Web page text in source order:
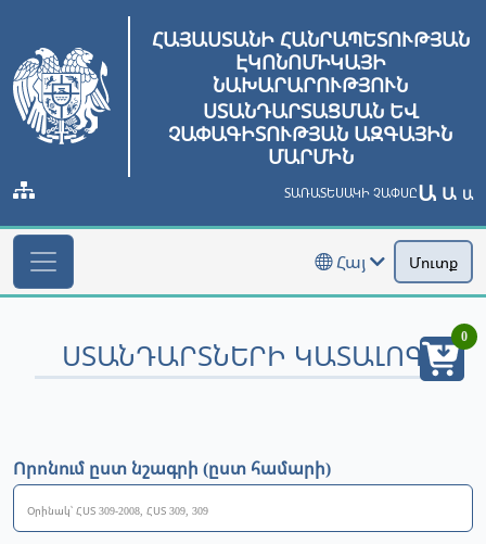
ՀԱՅԱՍՏԱՆԻ ՀԱՆՐԱՊԵՏՈՒԹՅԱՆ
ԷԿՈՆՈՄԻԿԱՅԻ
ՆԱԽԱՐԱՐՈՒԹՅՈՒՆ
ՍՏԱՆԴԱՐՏԱՑՄԱՆ ԵՎ
ՉԱՓԱԳԻՏՈՒԹՅԱՆ ԱԶԳԱՅԻՆ
ՄԱՐՄԻՆ
ՏԱՌԱՏԵՍԱԿԻ ՉԱՓՍԸԱ Ա Ա
Հայ Մուտք
ՍՏԱՆԴԱՐՏՆԵՐԻ ԿԱՏԱԼՈԳ
Որոնում ըստ նշագրի (ըստ համարի)
0